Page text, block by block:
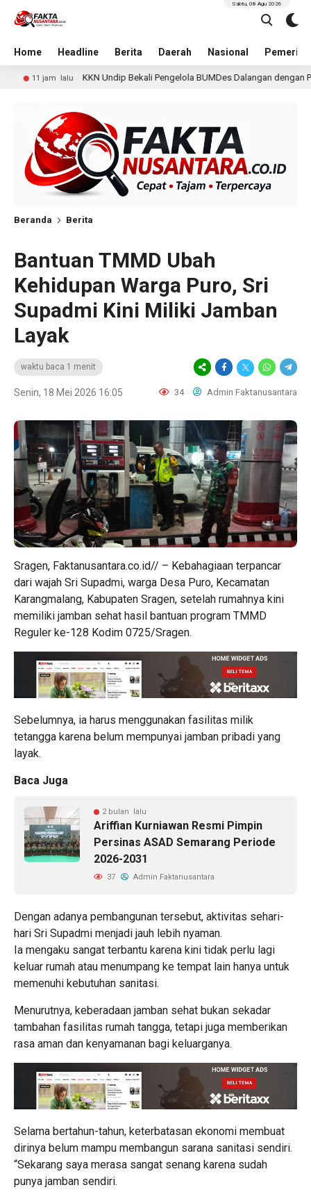
Home Headline Berita Daerah Nasional
Sabtu, 08 Agu 2026
Pengelola BUMDes Dalangan dengan Pola Pikir Inovatif 1 hari
Beranda Berita
Bantuan TMMD Ubah
Kehidupan Warga Puro, Sri
Supadmi Kini Miliki Jamban
Layak
waktu baca 1 menit
Senin, 18 Mei 2026 16:05 34 Admin Faktanusantara
Sragen, Faktanusantara.co.id// – Kebahagiaan terpancar
dari wajah Sri Supadmi, warga Desa Puro, Kecamatan
Karangmalang, Kabupaten Sragen, setelah rumahnya kini
memiliki jamban sehat hasil bantuan program TMMD
Reguler ke-128 Kodim 0725/Sragen.
Sebelumnya, ia harus menggunakan fasilitas milik
tetangga karena belum mempunyai jamban pribadi yang
layak.
Baca Juga
2 bulan lalu
Ariffian Kurniawan Resmi Pimpin
Persinas ASAD Semarang Periode
2026-2031
37 Admin Faktanusantara
Dengan adanya pembangunan tersebut, aktivitas sehari-
hari Sri Supadmi menjadi jauh lebih nyaman.
Ia mengaku sangat terbantu karena kini tidak perlu lagi
keluar rumah atau menumpang ke tempat lain hanya untuk
memenuhi kebutuhan sanitasi.
Menurutnya, keberadaan jamban sehat bukan sekadar
tambahan fasilitas rumah tangga, tetapi juga memberikan
rasa aman dan kenyamanan bagi keluarganya.
Selama bertahun-tahun, keterbatasan ekonomi membuat
dirinya belum mampu membangun sarana sanitasi sendiri.
“Sekarang saya merasa sangat senang karena sudah
punya jamban sendiri.